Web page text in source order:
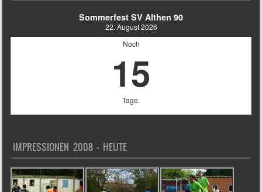
Sommerfest SV Althen 90
22. August 2026
Noch
15
Tage.
IMPRESSIONEN 2008 – HEUTE